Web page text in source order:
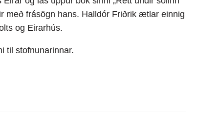
með frásögn hans. Halldór Friðrik ætlar einnig
og Eirarhús.
til stofnunarinnar.